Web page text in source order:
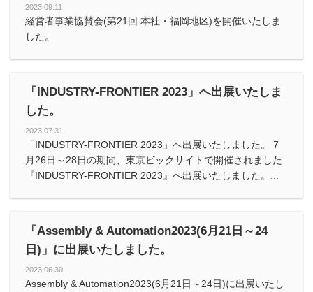
2023.09.11
経営者事業協賛会(第21回 本社・福岡地区)を開催いたしま
した。
「INDUSTRY-FRONTIER 2023」へ出展いたしま
した。
2023.07.31
「INDUSTRY-FRONTIER 2023」へ出展いたしました。 7
月26日～28日の期間、東京ビックサイトで開催されました
『INDUSTRY-FRONTIER 2023』へ出展いたしました。...
「Assembly & Automation2023(6月21日～24
日)」に出展いたしました。
2023.06.30
Assembly & Automation2023(6月21日～24日)に出展いたし